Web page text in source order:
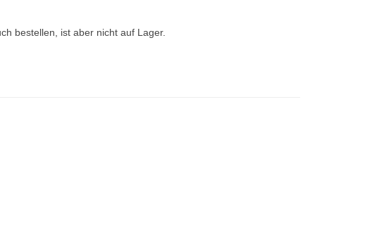
bestellen, ist aber nicht auf Lager.